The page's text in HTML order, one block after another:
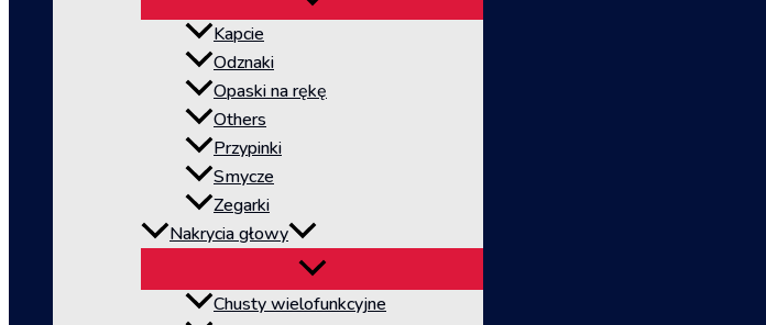
Kapcie
Odznaki
Opaski na rękę
Others
Przypinki
Smycze
Zegarki
Nakrycia głowy
Chusty wielofunkcyjne